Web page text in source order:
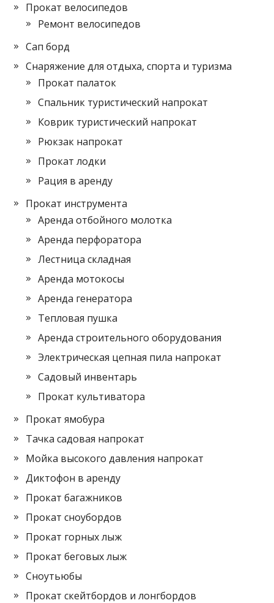
Прокат велосипедов
Ремонт велосипедов
Сап борд
Снаряжение для отдыха, спорта и туризма
Прокат палаток
Спальник туристический напрокат
Коврик туристический напрокат
Рюкзак напрокат
Прокат лодки
Рация в аренду
Прокат инструмента
Аренда отбойного молотка
Аренда перфоратора
Лестница складная
Аренда мотокосы
Аренда генератора
Тепловая пушка
Аренда строительного оборудования
Электрическая цепная пила напрокат
Садовый инвентарь
Прокат культиватора
Прокат ямобура
Тачка садовая напрокат
Мойка высокого давления напрокат
Диктофон в аренду
Прокат багажников
Прокат сноубордов
Прокат горных лыж
Прокат беговых лыж
Сноутьюбы
Прокат скейтбордов и лонгбордов